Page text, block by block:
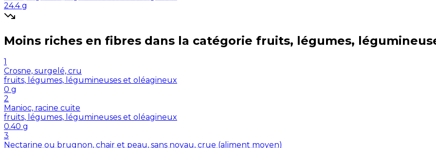
24.4 g
Moins riches en fibres dans la catégorie fruits, légumes,
1
Crosne, surgelé, cru
fruits, légumes, légumineuses et oléagineux
0 g
2
Manioc, racine cuite
fruits, légumes, légumineuses et oléagineux
0.40 g
3
Nectarine ou brugnon, chair et peau, sans noyau, crue (aliment moyen)